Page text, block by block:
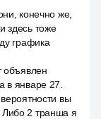
конечно же,
здесь тоже
графика
объявлен
в январе 27.
вы
Либо 2 транша я